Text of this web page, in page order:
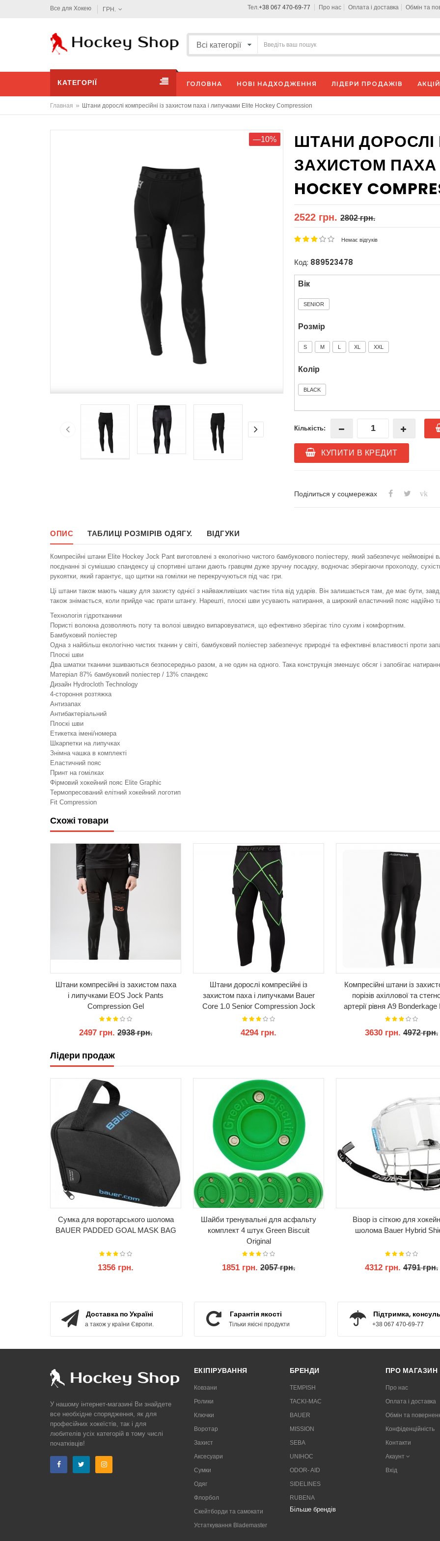
Все для Хокею ГРН. Тел.+38 067 470-69-77 Про нас Оплата і доставка Обмін та
КАТЕГОРІЇ ГОЛОВНА НОВІ НАДХОДЖЕННЯ ЛІДЕРИ ПРОДАЖІВ
Главная » Штани дорослі компресійні із захистом паха і липучками Elite Hockey Compression
—10%
ШТАНИ ДОРОСЛІ
ЗАХИСТОМ ПАХА
HOCKEY
2522 грн. 2802 грн.
Немає відгуків
Код: 889523478
Вік
SENIOR
Розмір
S M L XL XXL
Колір
BLACK
Кількість:
КУПИТИ В КРЕДИТ
Поділиться у соцмережах vk
ОПИС ТАБЛИЦІ РОЗМІРІВ ОДЯГУ. ВІДГУКИ
Компресійні штани Elite Hockey Jock Pant виготовлені з екологічно чистого бамбукового поліестеру, який забезпечує неймовірні
поєднанні зі сумішшю спандексу ці спортивні штани дають гравцям дуже зручну посадку, водночас зберігаючи прохолоду,
рукоятки, який гарантує, що щитки на гомілки не перекручуються під час гри.
Ці штани також мають чашку для захисту однієї з найважливіших частин тіла від ударів. Він залишається там, де має бути,
також знімається, коли прийде час прати штангу. Нарешті, плоскі шви усувають натирання, а широкий еластичний пояс надійно
Технологія гідротканини
Пористі волокна дозволяють поту та волозі швидко випаровуватися, що ефективно зберігає тіло сухим і комфортним.
Бамбуковий поліестер
Одна з найбільш екологічно чистих тканин у світі, бамбуковий поліестер забезпечує природні та ефективні властивості проти
Плоскі шви
Два шматки тканини зшиваються безпосередньо разом, а не один на одного. Така конструкція зменшує обсяг і запобігає
Матеріал 87% бамбуковий поліестер / 13% спандекс
Дизайн Hydrocloth Technology
4-стороння розтяжка
Антизапах
Антибактеріальний
Плоскі шви
Етикетка імені/номера
Шкарпетки на липучках
Знімна чашка в комплекті
Еластичний пояс
Принт на гомілках
Фірмовий хокейний пояс Elite Graphic
Термопресований елітний хокейний логотип
Fit Compression
Схожі товари
Штани компресійні із захистом паха
і липучками EOS Jock Pants
Compression Gel
2497 грн. 2938 грн.
Штани дорослі компресійні із
захистом паха і липучками Bauer
Core 1.0 Senior Compression Jock
Pants w/Cup
4294 грн.
Компресійні штани із
порізів ахіллової та
артерії рівня A9
Compression Pants With A9
and Femoral Laceration
3630 грн. 4972 грн.
Лідери продаж
Сумка для воротарського шолома
BAUER PADDED GOAL MASK BAG
1356 грн.
Шайби тренувальні для асфальту
комплект 4 штук Green Biscuit
Original
1851 грн. 2057 грн.
Візор із сіткою для
шолома Bauer Hybrid
4312 грн. 4791 грн.
Доставка по Україні
а також у країни Європи.
Гарантія якості
Тільки якісні продукти
Підтримка,
+38 067 470-69-77
У нашому інтернет-магазині Ви знайдете
все необхідне спорядження, як для
професійних хокеїстів, так і для
любителів усіх категорій в тому числі
початківців!
ЕКІПІРУВАННЯ
Ковзани
Ролики
Ключки
Воротар
Захист
Аксесуари
Сумки
Одяг
Флорбол
Скейтборди та самокати
Устаткування Blademaster
БРЕНДИ
TEMPISH
TACKI-MAC
BAUER
MISSION
SEBA
UNIHOC
ODOR- AID
SIDELINES
RUBENA
Більше брендів
ПРО МАГАЗИН
Про нас
Оплата і доставка
Обмін та
Конфіденційність
Контакти
Акаунт
Вхід